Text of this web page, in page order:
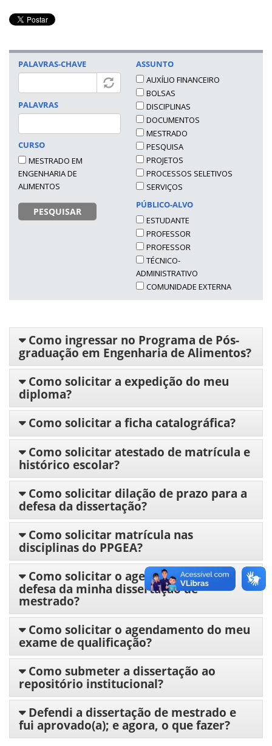
PALAVRAS-CHAVE
PALAVRAS
CURSO
MESTRADO EM
ENGENHARIA DE
ALIMENTOS
PESQUISAR
ASSUNTO
AUXÍLIO FINANCEIRO
BOLSAS
DISCIPLINAS
DOCUMENTOS
MESTRADO
PESQUISA
PROJETOS
PROCESSOS SELETIVOS
SERVIÇOS
PÚBLICO-ALVO
ESTUDANTE
PROFESSOR
PROFESSOR
TÉCNICO-
ADMINISTRATIVO
COMUNIDADE EXTERNA
Como ingressar no Programa de Pós-
graduação em Engenharia de Alimentos?
Como solicitar a expedição do meu
diploma?
Como solicitar a ficha catalográfica?
Como solicitar atestado de matrícula e
histórico escolar?
Como solicitar dilação de prazo para a
defesa da dissertação?
Como solicitar matrícula nas
disciplinas do PPGEA?
Como solicitar o agendamento da
defesa da minha dissertação de
mestrado?
Como solicitar o agendamento do meu
exame de qualificação?
Como submeter a dissertação ao
repositório institucional?
Defendi a dissertação de mestrado e
fui aprovado(a); e agora, o que fazer?